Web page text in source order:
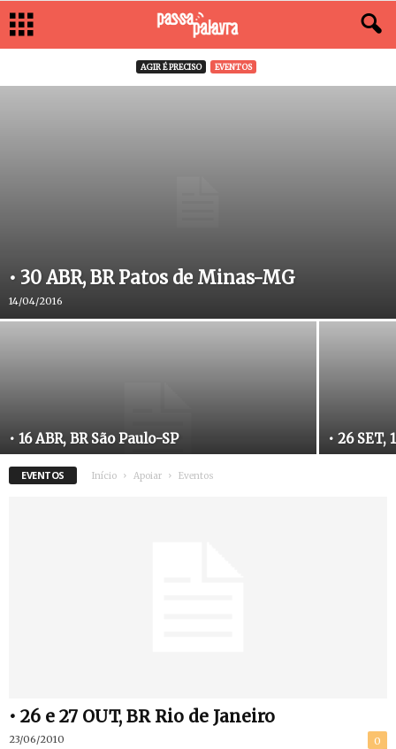
AGIR É PRECISO EVENTOS
• 30 ABR, BR Patos de Minas-MG
14/04/2016
• 16 ABR, BR São Paulo-SP • 26 SET,
EVENTOS Início Apoiar Eventos
• 26 e 27 OUT, BR Rio de Janeiro
23/06/2010 0